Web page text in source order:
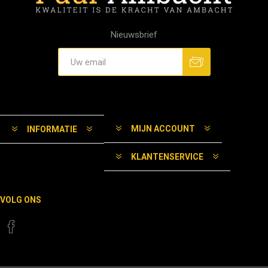
Nieuwsbrief
INFORMATIE MIJN ACCOUNT
KLANTENSERVICE
VOLG ONS